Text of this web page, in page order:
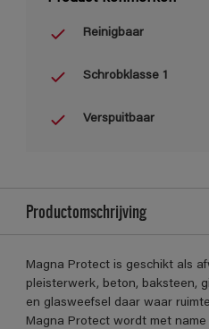
Reinigbaar
Schrobklasse 1
Verspuitbaar
Productomschrijving
Magna Protect is geschikt als
pleisterwerk, beton, baksteen,
en glasweefsel daar waar
Magna Protect wordt met